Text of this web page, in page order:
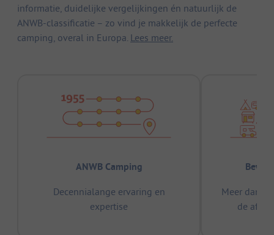
informatie, duidelijke vergelijkingen én natuurlijk de
ANWB-classificatie – zo vind je makkelijk de perfecte
camping, overal in Europa. Lees meer.
ANWB Camping
Decennialange ervaring en
expertise
Meer dan
de